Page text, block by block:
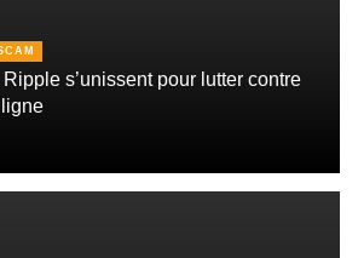
s’unissent pour lutter contre